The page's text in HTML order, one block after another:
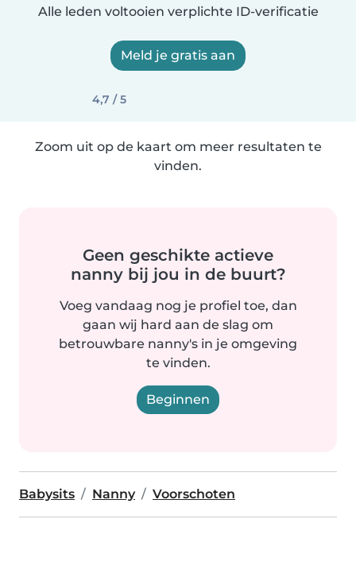
Alle leden voltooien verplichte ID-verificatie
Meld je gratis aan
4,7 / 5
Zoom uit op de kaart om meer resultaten te
vinden.
Geen geschikte actieve
nanny bij jou in de buurt?
Voeg vandaag nog je profiel toe, dan
gaan wij hard aan de slag om
betrouwbare nanny's in je omgeving
te vinden.
Beginnen
Babysits Nanny Voorschoten